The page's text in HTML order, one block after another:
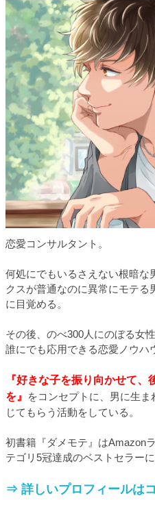
恋愛コンサルタント。
何処にでもいるさえない根暗な
クスが普通なのに異常にモテる
に目覚める。
その後、のべ300人にのぼる女
誰にでも応用できる恋愛ノウハ
『好きな子を振り向かせて、
を』
をコンセプトに、男に生ま
じてもらう活動をしている。
初書籍 『ダメモテ』はAmazon
テゴリ5冠達成のベストセラーに
⇒ 詳しいプロフィールは